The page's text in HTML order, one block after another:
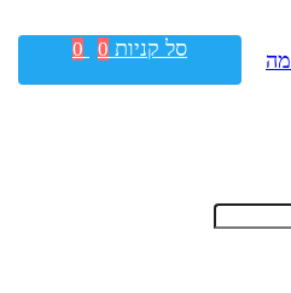
סל קניות 0
0